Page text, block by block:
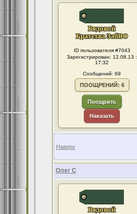
ID пользователя #7043
Зарегистрирован: 12.08.13 :
17:32
Сообщений: 69
ПООЩРЕНИЙ: 6
Поощрить
Наказать
Наверх
Олег С